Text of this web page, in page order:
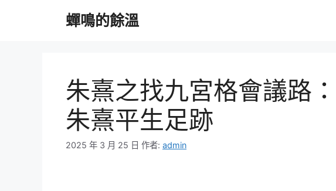
蟬鳴的餘溫
朱熹之找九宮格會議路
朱熹平生足跡
2025 年 3 月 25 日 作者: admin